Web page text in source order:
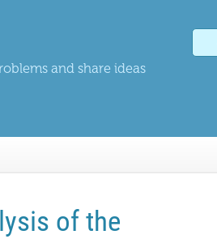
and share ideas
of the